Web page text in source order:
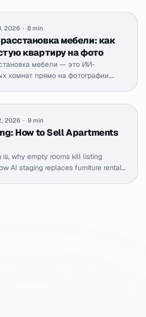
2026 · 8 min
мебели: как
квартиру на фото
мебели — это ИИ-
комнат прямо на фотографии.
2026 · 9 min
How to Sell Apartments
is, why empty rooms kill listing
AI staging replaces furniture rental